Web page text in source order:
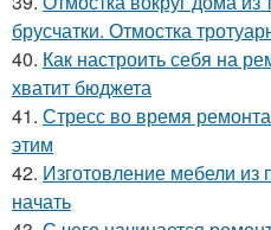
брусчатки. Отмостка
40. Как настроить себя на
хватит бюджета
41. Стресс во время
этим
42. Изготовление мебели из
начать